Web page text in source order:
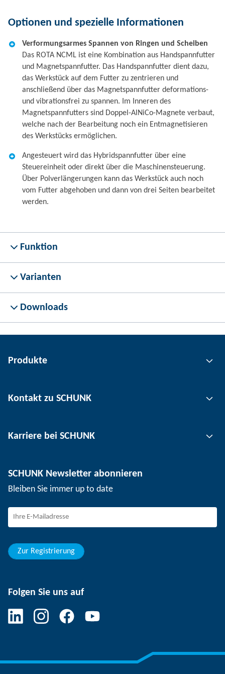
Optionen und spezielle Informationen
Verformungsarmes Spannen von Ringen und Scheiben
Das ROTA NCML ist eine Kombination aus Handspannfutter
und Magnetspannfutter. Das Handspannfutter dient dazu,
das Werkstück auf dem Futter zu zentrieren und
anschließend über das Magnetspannfutter deformations-
und vibrationsfrei zu spannen. Im Inneren des
Magnetspannfutters sind Doppel-AlNiCo-Magnete verbaut,
welche nach der Bearbeitung noch ein Entmagnetisieren
des Werkstücks ermöglichen.
Angesteuert wird das Hybridspannfutter über eine
Steuereinheit oder direkt über die Maschinensteuerung.
Über Polverlängerungen kann das Werkstück auch noch
vom Futter abgehoben und dann von drei Seiten bearbeitet
werden.
Funktion
Varianten
Downloads
Produkte
Automatisierungstechnik
Werkstückspanntechnik
Kontakt zu SCHUNK
Standorte
Veranstaltungen
SCHUNK - Hinweisgebersystem
Karriere bei SCHUNK
Arbeiten bei SCHUNK
Berufseinsteiger
Schüler
SCHUNK Newsletter abonnieren
Bleiben Sie immer up to date
Zur Registrierung
Folgen Sie uns auf